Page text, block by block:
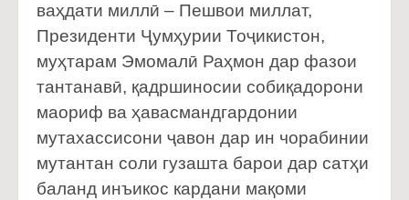
ваҳдати миллӣ – Пешвои миллат,
Президенти Ҷумҳурии Тоҷикистон,
муҳтарам Эмомалӣ Раҳмон дар фазои
тантанавӣ, қадршиносии собиқадорони
маориф ва ҳавасмандгардонии
мутахассисони ҷавон дар ин чорабинии
мутантан соли гузашта барои дар сатҳи
баланд инъикос кардани мақоми